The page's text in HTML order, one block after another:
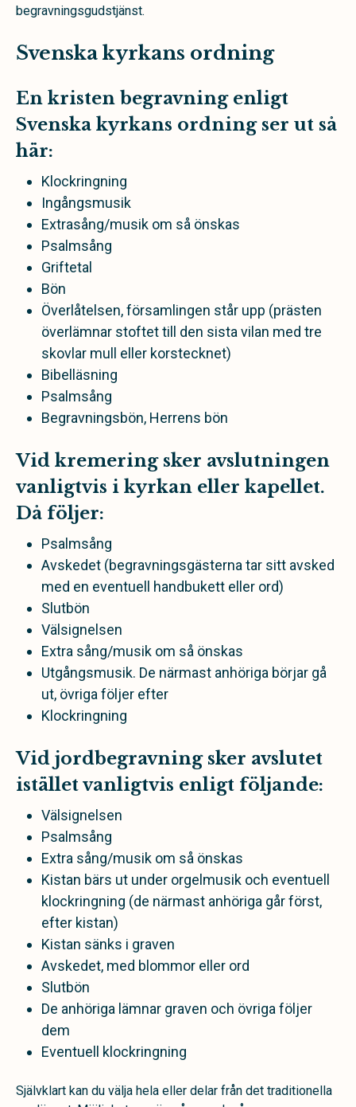
begravningsgudstjänst.
Svenska kyrkans ordning
En kristen begravning enligt
Svenska kyrkans ordning ser ut så
här:
Klockringning
Ingångsmusik
Extrasång/musik om så önskas
Psalmsång
Griftetal
Bön
Överlåtelsen, församlingen står upp (prästen
överlämnar stoftet till den sista vilan med tre
skovlar mull eller korstecknet)
Bibelläsning
Psalmsång
Begravningsbön, Herrens bön
Vid kremering sker avslutningen
vanligtvis i kyrkan eller kapellet.
Då följer:
Psalmsång
Avskedet (begravningsgästerna tar sitt avsked
med en eventuell handbukett eller ord)
Slutbön
Välsignelsen
Extra sång/musik om så önskas
Utgångsmusik. De närmast anhöriga börjar gå
ut, övriga följer efter
Klockringning
Vid jordbegravning sker avslutet
istället vanligtvis enligt följande:
Välsignelsen
Psalmsång
Extra sång/musik om så önskas
Kistan bärs ut under orgelmusik och eventuell
klockringning (de närmast anhöriga går först,
efter kistan)
Kistan sänks i graven
Avskedet, med blommor eller ord
Slutbön
De anhöriga lämnar graven och övriga följer
dem
Eventuell klockringning
Självklart kan du välja hela eller delar från det traditionella